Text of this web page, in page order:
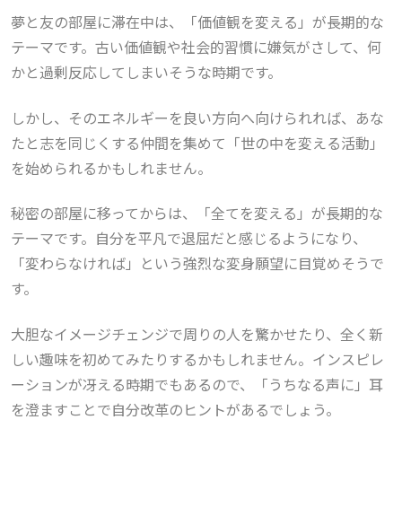
夢と友の部屋に滞在中は、「価値観を変える」が長期的な
テーマです。古い価値観や社会的習慣に嫌気がさして、何
かと過剰反応してしまいそうな時期です。
しかし、そのエネルギーを良い方向へ向けられれば、あな
たと志を同じくする仲間を集めて「世の中を変える活動」
を始められるかもしれません。
秘密の部屋に移ってからは、「全てを変える」が長期的な
テーマです。自分を平凡で退屈だと感じるようになり、
「変わらなければ」という強烈な変身願望に目覚めそうで
す。
大胆なイメージチェンジで周りの人を驚かせたり、全く新
しい趣味を初めてみたりするかもしれません。インスピレ
ーションが冴える時期でもあるので、「うちなる声に」耳
を澄ますことで自分改革のヒントがあるでしょう。